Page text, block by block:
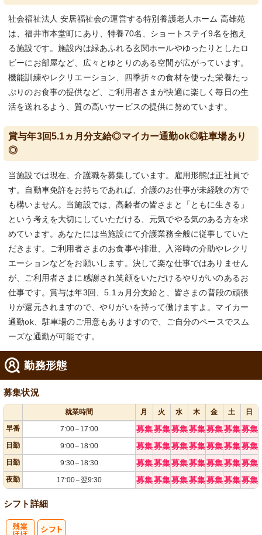
社会福祉法人 安居福祉会の運営する特別養護老人ホーム 高雄苑
は、福井市本堂町にあり、特養70名、ショートステイ9名を抱え
る施設です。施設内は緑あふれる玄関ホールやゆったりとしたロ
ビーにお部屋など、広々とゆとりのある空間が広がっています。
機能訓練やレクリエーション、四季折々の食材を使った栄養たっ
ぷりのお食事の提供など、ご利用者さまが快適に楽しく毎日の生
活を送れるよう、質の高いサービスの提供に努めています。
賞与年3回5.1ヵ月分支給◎マイカー通勤ok◎駐車場あり
◎
当施設では現在、介護職を募集しています。雇用形態は正社員で
す。自動車免許をお持ちであれば、介護のお仕事が未経験の方で
も構いません。当施設では、高齢者の皆さまと「ともに生きる」
という考えを大切にしていただける、元気でやる気のある方を求
めています。あなたには当施設にて介護業務全般に従事していた
だきます。ご利用者さまのお食事や排泄、入浴時の介助やレクリ
エーションなどをお願いします。決して楽な仕事ではありません
が、ご利用者さまに感謝され笑顔をいただけるやりがいのあるお
仕事です。賞与は年3回、5.1ヵ月分支給と、皆さまの普段の頑張
りが還元されますので、やりがいを持って働けますよ。マイカー
通勤ok、駐車場のご用意もありますので、ご自分のペースでスム
ーズな通勤が可能です。
勤務形態
募集状況
就業時間 月 火 水 木 金 土
日
早番
7:00～ 17:00 募集募集募集募集募集募集募集
日勤 9:00～ 18:00 募集募集募集募集募集募集募集
日勤 9:30～ 18:30 募集募集募集募集募集募集募集
夜勤 17:00～翌9:30 募集募集募集募集募集募集募集
シフト詳細